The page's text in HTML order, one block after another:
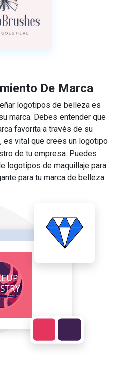
De Marca
logotipos de belleza es
marca. Debes entender que
favorita a través de su
es vital que crees un logotipo
de tu empresa. Puedes
logotipos de maquillaje para
para tu marca de belleza.